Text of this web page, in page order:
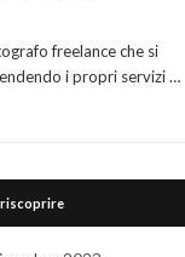
freelance che si
i propri servizi …
riscoprire